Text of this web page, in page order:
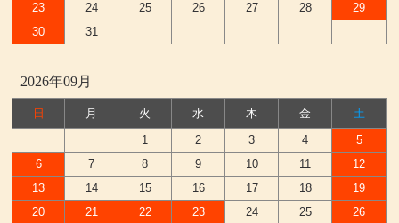
23
24 25 26 27 28
29
30
31
2026年09月
日 月 火 水 木 金
土
1
2 3 4
5
6
7 8 9 10 11
12
13
14 15 16 17 18
19
20
21 22 23 24 25
26